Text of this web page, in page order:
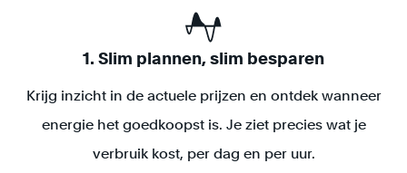
1. Slim plannen, slim besparen
Krijg inzicht in de actuele prijzen en ontdek wanneer
energie het goedkoopst is. Je ziet precies wat je
verbruik kost, per dag en per uur.